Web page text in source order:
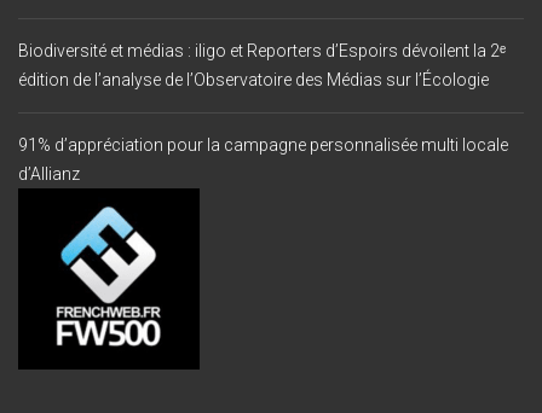
Biodiversité et médias : iligo et Reporters d’Espoirs dévoilent la 2ᵉ
édition de l’analyse de l’Observatoire des Médias sur l’Écologie
91% d’appréciation pour la campagne personnalisée multi locale
d’Allianz